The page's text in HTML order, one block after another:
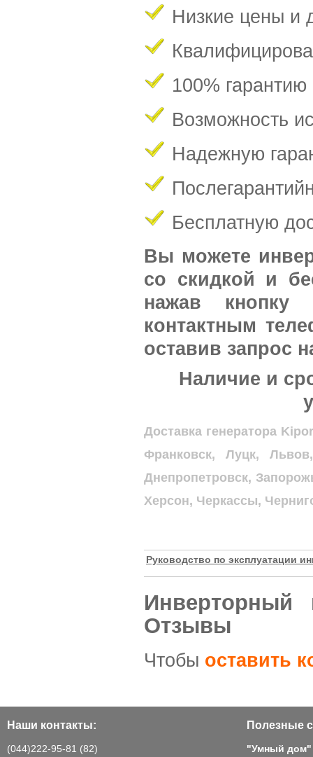
Низкие цены и
100% гарантию
Возможность
Надежную
Бесплатную
Вы можете
со скидкой и
нажав
контактным
оставив запрос
Наличие и
Доставка генератора
Франковск, Луцк,
Днепропетровск,
Херсон, Черкассы,
Руководство по эксплуатации
Инверторный
Отзывы
Чтобы оставить
Наши контакты:
(044)222-95-81 (82)
Полезные
"Умный дом"